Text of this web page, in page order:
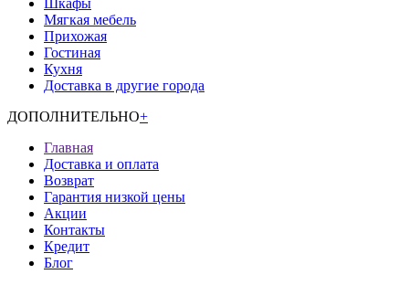
Шкафы
Мягкая мебель
Прихожая
Гостиная
Кухня
Доставка в другие города
ДОПОЛНИТЕЛЬНО+
Главная
Доставка и оплата
Возврат
Гарантия низкой цены
Акции
Контакты
Кредит
Блог